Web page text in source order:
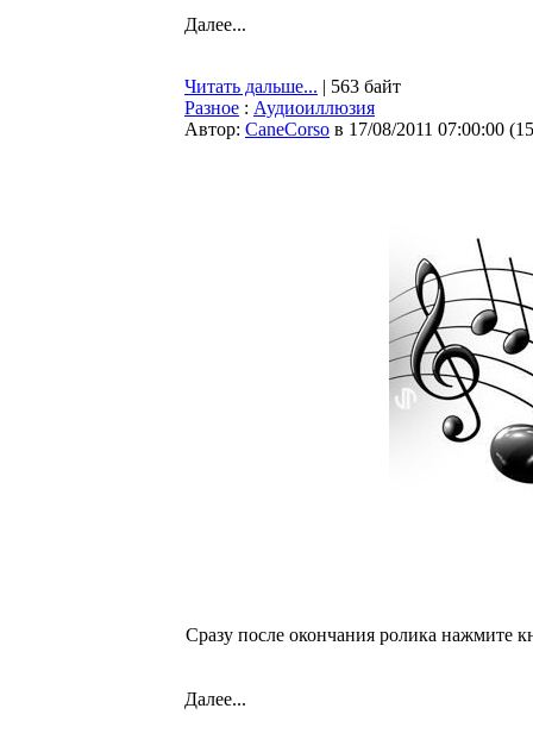
Далее...
Читать дальше... | 563 байт
Разное : Аудиоиллюзия
Автор: CaneCorso в 17/08/2011 07:00:00 (
Сразу после окончания ролика нажмите
Далее...